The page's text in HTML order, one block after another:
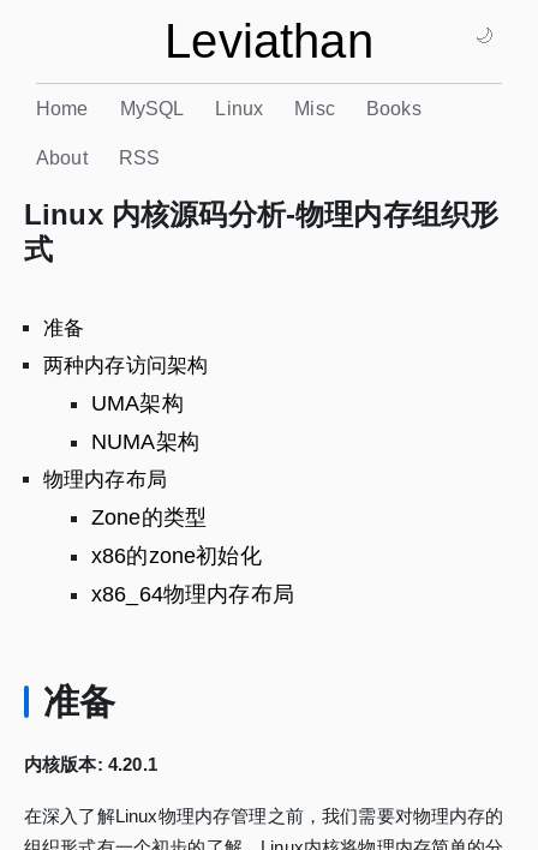
Leviathan 🌙
Home MySQL Linux Misc Books
About RSS
Linux 内核源码分析-物理内存组织形
式
准备
两种内存访问架构
UMA架构
NUMA架构
物理内存布局
Zone的类型
x86的zone初始化
x86_64物理内存布局
准备
内核版本: 4.20.1
在深入了解Linux物理内存管理之前，我们需要对物理内存的